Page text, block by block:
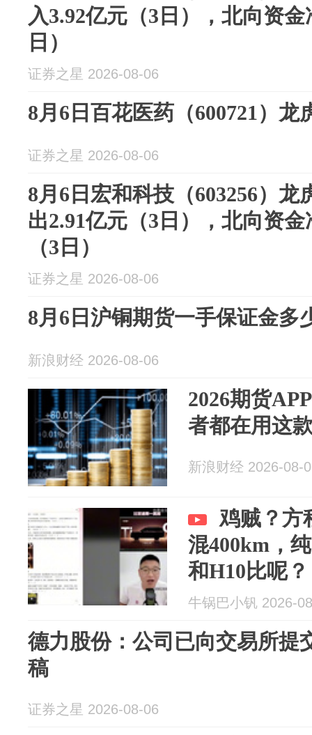
入3.92亿元（3日），北向资
日）
证券之星 2026-08-06
8月6日百花医药（600721）龙
证券之星 2026-08-06
8月6日宏和科技（603256）龙
出2.91亿元（3日），北向资金
（3日）
证券之星 2026-08-06
8月6日沪铜期货一手保证金多
新浪财经 2026-08-06
2026期货
者都在用这
新浪财经 2026-08-
鸡贼？方
混400km，
和H10比呢？
牛锅巴小钒 2026-
德力股份：公司已向交易所提
稿
证券之星 2026-08-06